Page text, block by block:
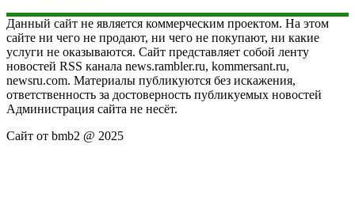
Данный сайт не является коммерческим проектом. На этом
сайте ни чего не продают, ни чего не покупают, ни какие
услуги не оказываются. Сайт представляет собой ленту
новостей RSS канала news.rambler.ru, kommersant.ru,
newsru.com. Материалы публикуются без искажения,
ответственность за достоверность публикуемых новостей
Администрация сайта не несёт.
Сайт от bmb2 @ 2025